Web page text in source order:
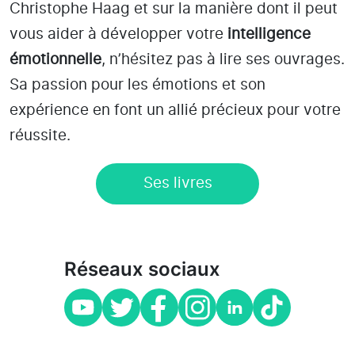
Christophe Haag et sur la manière dont il peut
vous aider à développer votre intelligence
émotionnelle, n’hésitez pas à lire ses ouvrages.
Sa passion pour les émotions et son
expérience en font un allié précieux pour votre
réussite.
Ses livres
Réseaux sociaux